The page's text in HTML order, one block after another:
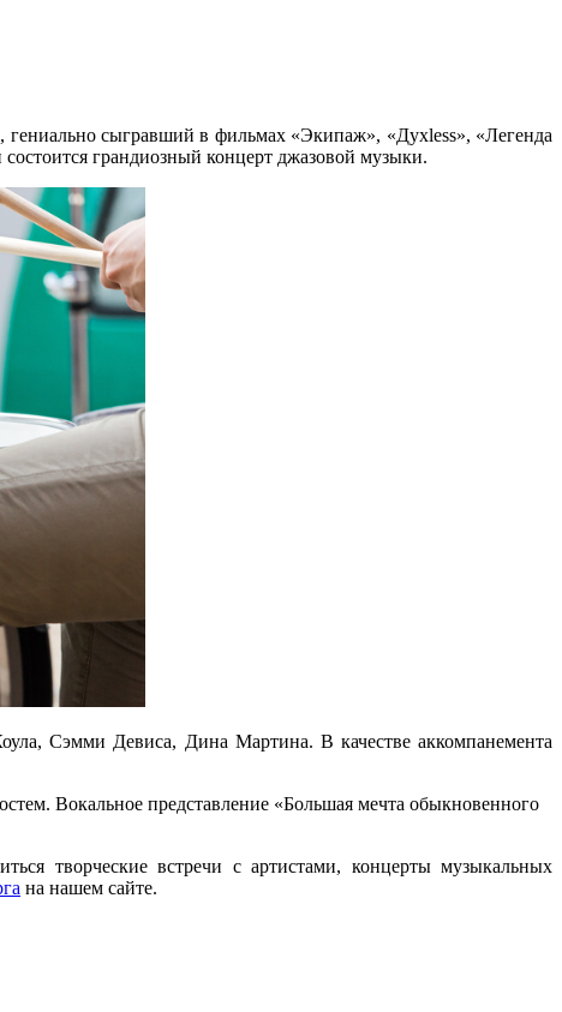
гениально сыгравший в фильмах «Экипаж», «Духless», «Легенда
грандиозный концерт джазовой музыки.
Сэмми Девиса, Дина Мартина. В качестве аккомпанемента
Вокальное представление «Большая мечта обыкновенного
творческие встречи с артистами, концерты музыкальных
на нашем сайте.